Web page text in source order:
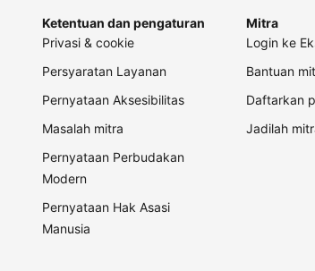
Ketentuan dan pengaturan
Privasi & cookie
Persyaratan Layanan
Pernyataan Aksesibilitas
Masalah mitra
Pernyataan Perbudakan
Modern
Pernyataan Hak Asasi
Manusia
Mitra
Login ke
Bantuan
Daftarkan
Jadilah